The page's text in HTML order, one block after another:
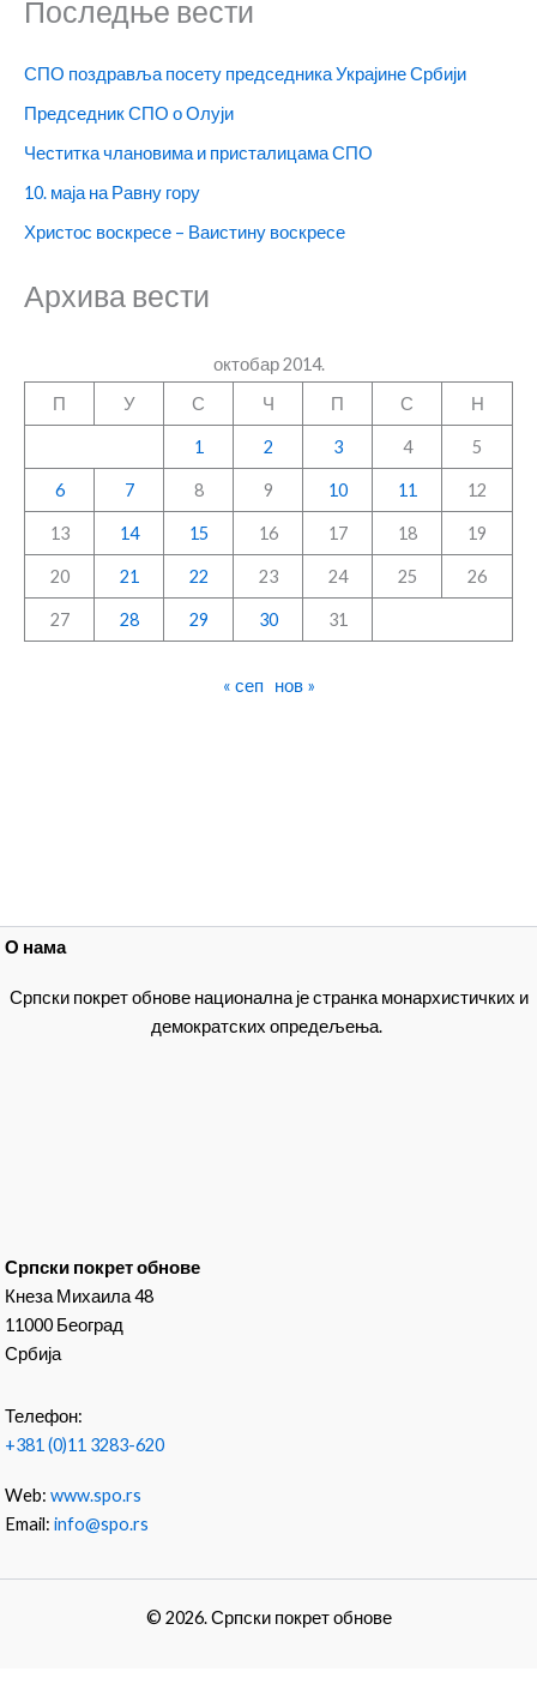
Последње вести
СПО поздравља посету председника Украјине Србији
Председник СПО о Олуји
Честитка члановима и присталицама СПО
10. маја на Равну гору
Христос воскресе – Ваистину воскресе
Архива вести
октобар 2014.
П
У С Ч П С Н
1 2 3 4 5
6 7 8 9 10 11 12
13 14 15 16 17 18 19
20 21 22 23 24 25 26
27 28 29 30 31
« сеп нов »
О нама
Српски покрет обнове национална је странка монархистичких и
демократских опредељења.
Српски покрет обнове
Кнеза Михаила 48
11000 Београд
Србија
Телефон:
+381 (0)11 3283-620
Web:www.spo.rs
Email:info@spo.rs
© 2026. Српски покрет обнове